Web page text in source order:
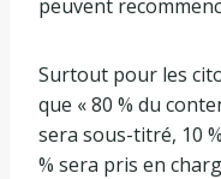
peuvent
Surtout pour les
que « 80 % du
sera sous-titré, 10
% sera pris en